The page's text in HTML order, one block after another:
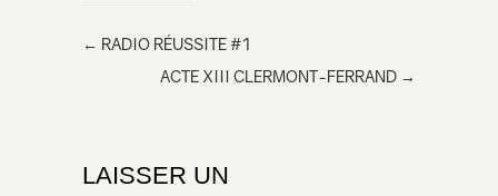
dans
← RADIO RÉUSSITE #1
ACTE XIII CLERMONT-FERRAND →
LAISSER UN